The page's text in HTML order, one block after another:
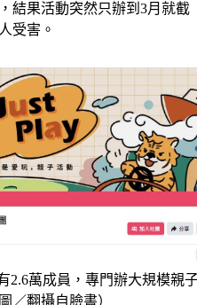
受害。
2.6萬成員，專門辦大規模親
／翻攝自臉書）